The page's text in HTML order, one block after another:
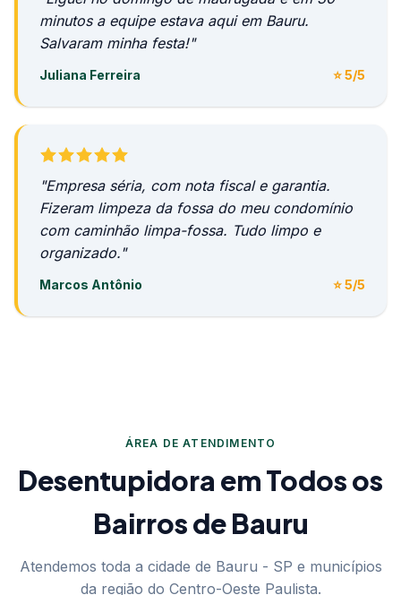
minutos a equipe estava aqui em Bauru.
Salvaram minha festa!"
Juliana Ferreira ⭐ 5/5
"Empresa séria, com nota fiscal e garantia.
Fizeram limpeza da fossa do meu condomínio
com caminhão limpa-fossa. Tudo limpo e
organizado."
Marcos Antônio ⭐ 5/5
ÁREA DE ATENDIMENTO
Desentupidora em Todos os
Bairros de Bauru
Atendemos toda a cidade de Bauru - SP e municípios
da região do Centro-Oeste Paulista.